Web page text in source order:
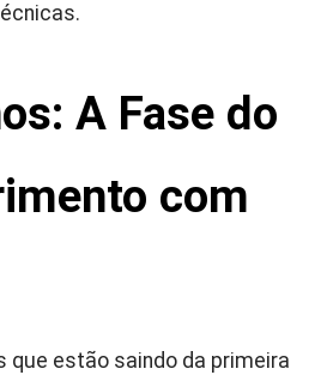
A Fase do
com
que estão saindo da primeira